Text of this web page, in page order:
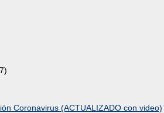
Coronavirus (ACTUALIZADO con video)